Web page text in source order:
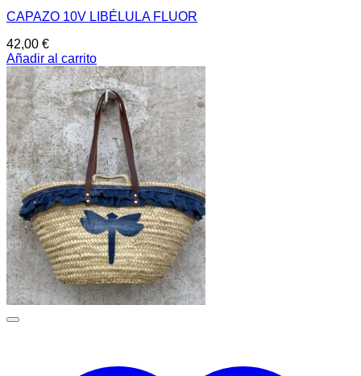
CAPAZO 10V LIBÉLULA FLUOR
42,00 €
Añadir al carrito